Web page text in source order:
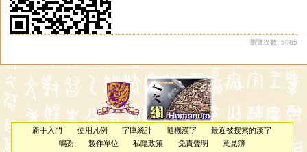
瀏覽次數: 5885
新手入門 使用凡例 字庫統計 隨機漢字
最近被搜索的漢字
鳴謝
製作單位 私隱政策 免責聲明 意見簿